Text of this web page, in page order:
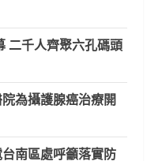
二千人齊聚六孔碼頭
為攝護腺癌治療開
南區處呼籲落實防